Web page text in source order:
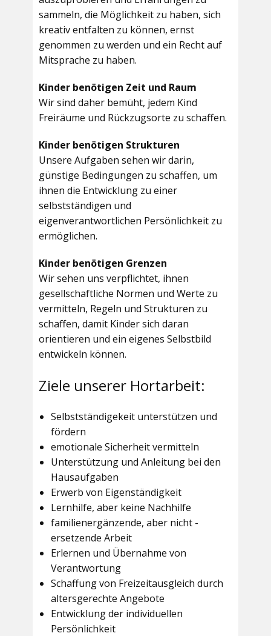
sammeln, die Möglichkeit zu haben, sich
kreativ entfalten zu können, ernst
genommen zu werden und ein Recht auf
Mitsprache zu haben.
Kinder benötigen Zeit und Raum
Wir sind daher bemüht, jedem Kind
Freiräume und Rückzugsorte zu schaffen.
Kinder benötigen Strukturen
Unsere Aufgaben sehen wir darin,
günstige Bedingungen zu schaffen, um
ihnen die Entwicklung zu einer
selbstständigen und
eigenverantwortlichen Persönlichkeit zu
ermöglichen.
Kinder benötigen Grenzen
Wir sehen uns verpflichtet, ihnen
gesellschaftliche Normen und Werte zu
vermitteln, Regeln und Strukturen zu
schaffen, damit Kinder sich daran
orientieren und ein eigenes Selbstbild
entwickeln können.
Ziele unserer Hortarbeit:
Selbstständigekeit unterstützen und
fördern
emotionale Sicherheit vermitteln
Unterstützung und Anleitung bei den
Hausaufgaben
Erwerb von Eigenständigkeit
Lernhilfe, aber keine Nachhilfe
familienergänzende, aber nicht -
ersetzende Arbeit
Erlernen und Übernahme von
Verantwortung
Schaffung von Freizeitausgleich durch
altersgerechte Angebote
Entwicklung der individuellen
Persönlichkeit